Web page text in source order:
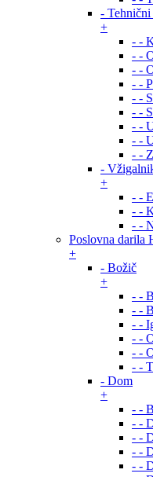
-
+
- -
- -
- -
- -
- -
- -
- -
- -
- -
-
+
- -
- -
- -
Poslovna darila
+
- Božič
+
- -
- -
- -
- -
- -
- -
- Dom
+
- -
- -
- -
- -
- -